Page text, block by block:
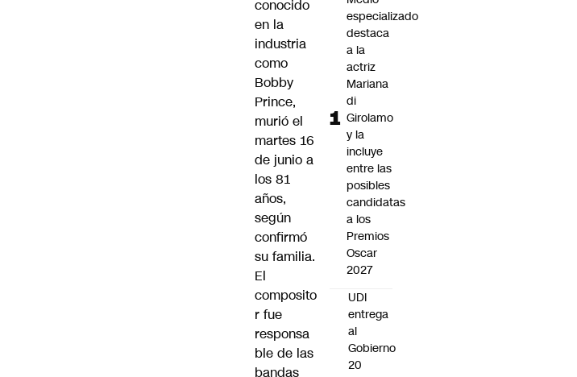
conocido
en la
industria
como
Bobby
Prince,
murió el
martes 16
de junio a
los 81
años,
según
confirmó
su familia.
El
composito
r fue
responsa
ble de las
bandas
especializado
destaca
a la
actriz
Mariana
di
Girolamo
y la
incluye
entre las
posibles
candidatas
a los
Premios
Oscar
2027
UDI
entrega
al
Gobierno
20